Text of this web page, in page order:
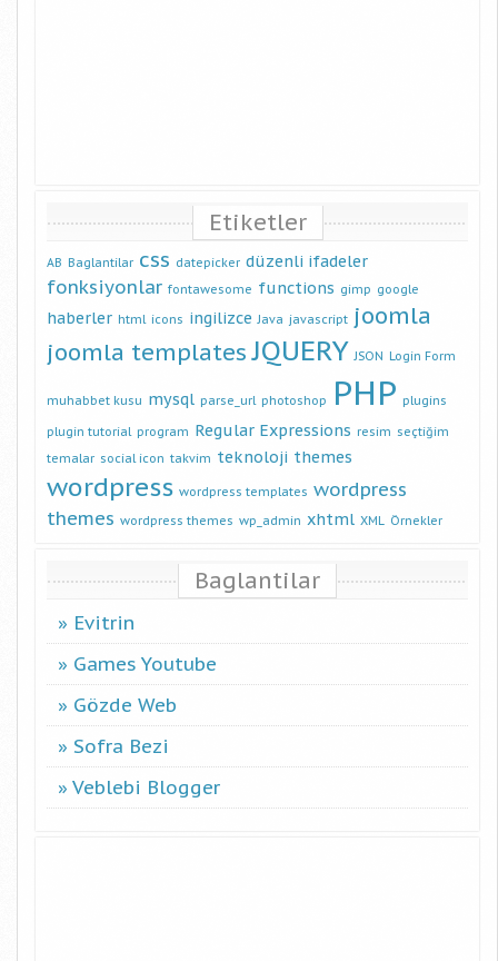
Etiketler
AB Baglantilar css datepicker düzenli ifadeler
fonksiyonlar fontawesome functions gimp google
haberler html icons ingilizce Java javascript joomla
joomla templates JQUERY JSON Login Form
muhabbet kusu mysql parse_url photoshop PHP plugins
plugin tutorial program Regular Expressions resim seçtiğim
temalar social icon takvim teknoloji themes
wordpress wordpress templates wordpress
themes wordpress themes wp_admin xhtml XML Örnekler
Baglantilar
Evitrin
Games Youtube
Gözde Web
Sofra Bezi
Veblebi Blogger